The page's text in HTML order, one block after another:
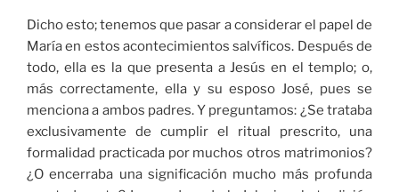
Dicho esto; tenemos que pasar a considerar el papel de
María en estos acontecimientos salvíficos. Después de
todo, ella es la que presenta a Jesús en el templo; o,
más correctamente, ella y su esposo José, pues se
menciona a ambos padres. Y preguntamos: ¿Se trataba
exclusivamente de cumplir el ritual prescrito, una
formalidad practicada por muchos otros matrimonios?
¿O encerraba una significación mucho más profunda